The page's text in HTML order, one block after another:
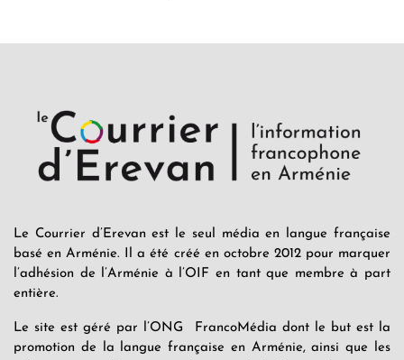
Le Courrier d’Erevan est le seul média en langue française
basé en Arménie. Il a été créé en octobre 2012 pour marquer
l’adhésion de l’Arménie à l’OIF en tant que membre à part
entière.
Le site est géré par l’ONG FrancoMédia dont le but est la
promotion de la langue française en Arménie, ainsi que les